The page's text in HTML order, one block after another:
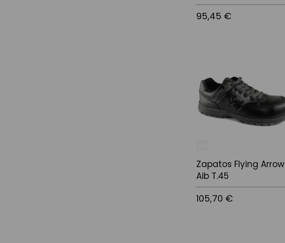
95,45 €
Zapatos Flying Arrow
Aib T.45
105,70 €